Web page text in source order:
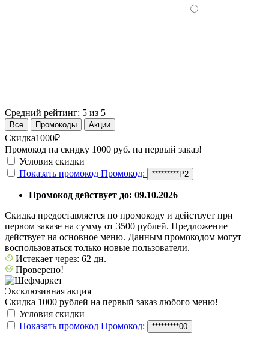
Средний рейтинг: 5 из 5
Все Промокоды Акции
Скидка1000₽
Промокод на скидку 1000 руб. на первый заказ!
Условия скидки
Показать промокод Промокод: *********P2
Промокод действует до: 09.10.2026
Скидка предоставляется по промокоду и действует при
первом заказе на сумму от 3500 рублей. Предложение
действует на основное меню. Данным промокодом могут
воспользоваться только новые пользователи.
Истекает через: 62 дн.
Проверено!
Эксклюзивная акция
Скидка 1000 рублей на первый заказ любого меню!
Условия скидки
Показать промокод Промокод: *********00